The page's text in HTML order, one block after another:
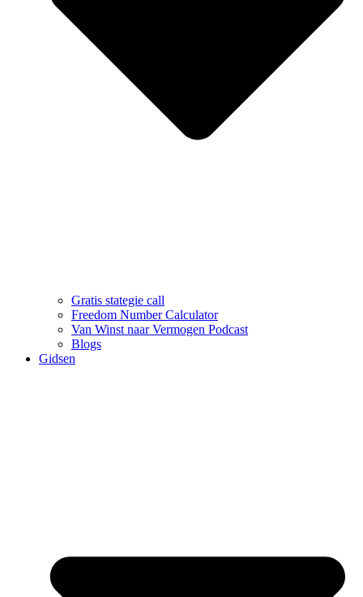
Gratis stategie call
Freedom Number Calculator
Van Winst naar Vermogen Podcast
Blogs
Gidsen